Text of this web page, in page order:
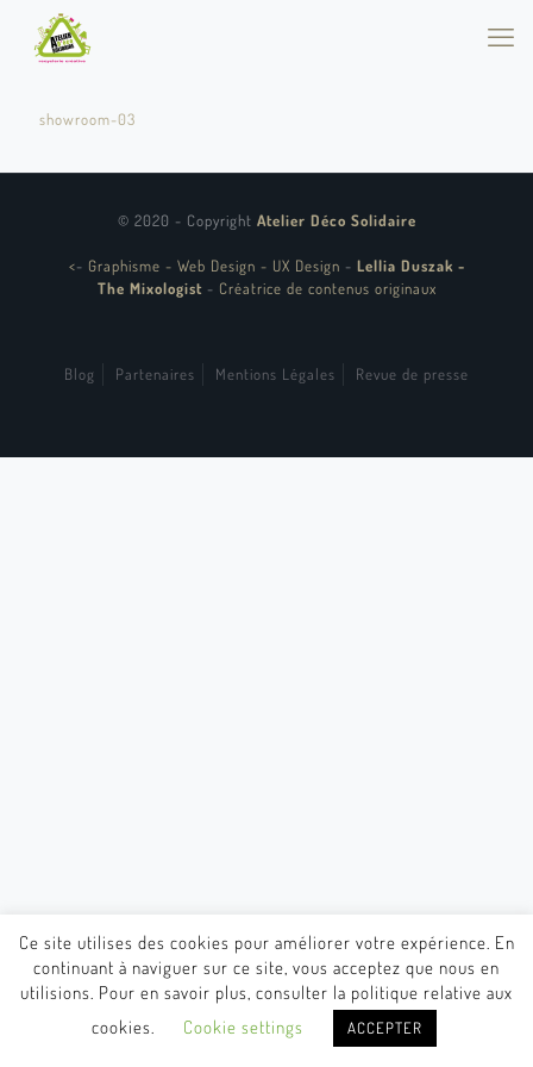
showroom-03
© 2020 - Copyright Atelier Déco Solidaire
<- Graphisme - Web Design - UX Design - Lellia Duszak -
The Mixologist - Créatrice de contenus originaux
Blog Partenaires Mentions Légales Revue de presse
Ce site utilises des cookies pour améliorer votre expérience. En
continuant à naviguer sur ce site, vous acceptez que nous en
utilisions. Pour en savoir plus, consulter la politique relative aux
cookies.
Cookie settings ACCEPTER